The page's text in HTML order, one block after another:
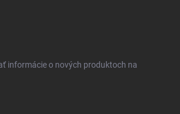
informácie o nových produktoch na